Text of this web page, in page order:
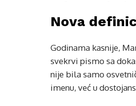
Nova
Godinama kasnije,
svekrvi pismo sa
nije bila samo
imenu, već u